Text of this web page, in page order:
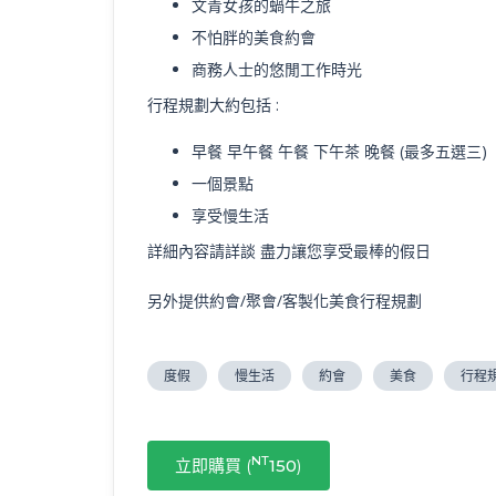
文青女孩的蝸牛之旅
不怕胖的美食約會
商務人士的悠閒工作時光
行程規劃大約包括 :
早餐 早午餐 午餐 下午茶 晚餐 (最多五選三)
一個景點
享受慢生活
詳細內容請詳談 盡力讓您享受最棒的假日
另外提供約會/聚會/客製化美食行程規劃
度假 慢生活 約會 美食 行程
立即購買 (NT150)